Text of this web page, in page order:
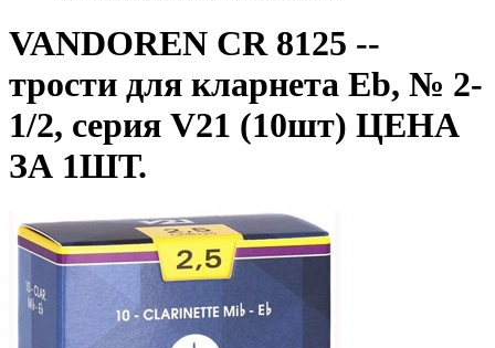
VANDOREN CR 8125 --
трости для кларнета Eb, № 2-
1/2, серия V21 (10шт) ЦЕНА
ЗА 1ШТ.